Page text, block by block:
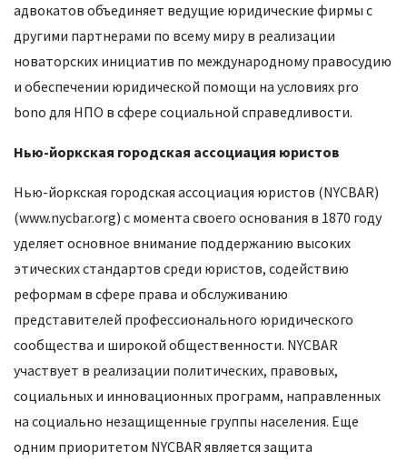
адвокатов объединяет ведущие юридические фирмы с
другими партнерами по всему миру в реализации
новаторских инициатив по международному правосудию
и обеспечении юридической помощи на условиях pro
bono для НПО в сфере социальной справедливости.
Нью-йоркская городская ассоциация юристов
Нью-йоркская городская ассоциация юристов (NYCBAR)
(www.nycbar.org) с момента своего основания в 1870 году
уделяет основное внимание поддержанию высоких
этических стандартов среди юристов, содействию
реформам в сфере права и обслуживанию
представителей профессионального юридического
сообщества и широкой общественности. NYCBAR
участвует в реализации политических, правовых,
социальных и инновационных программ, направленных
на социально незащищенные группы населения. Еще
одним приоритетом NYCBAR является защита